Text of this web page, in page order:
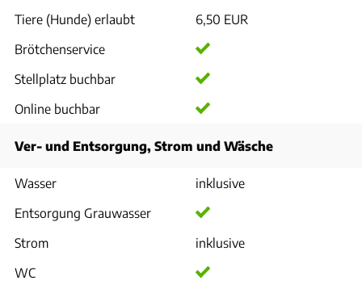
Tiere (Hunde) erlaubt
6,50 EUR
Brötchenservice
Stellplatz buchbar
Online buchbar
Ver- und Entsorgung, Strom und Wäsche
Wasser
inklusive
Entsorgung Grauwasser
Strom
inklusive
WC